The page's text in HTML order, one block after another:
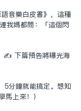
音樂白皮書》，這種
我媽都問：「這個閃
✍️ 下篇預告將曝光海
5分鐘就能搞定。想知
上來！）